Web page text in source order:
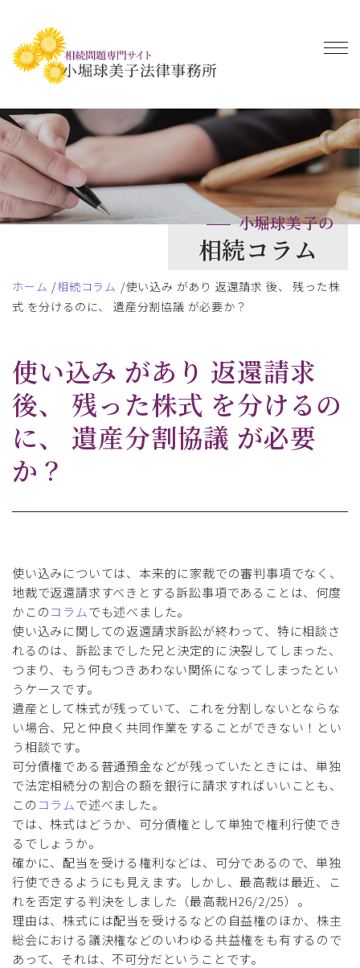
小堀球美子の
相続コラム
ホーム 相続コラム
使い込み があり 返還請求 後、 残った株
式 を分けるのに、 遺産分割協議 が必要か？
使い込み があり 返還請求
後、 残った株式 を分けるの
に、 遺産分割協議 が必要
か？
使い込みについては、本来的に家裁での審判事項でなく、
地裁で返還請求すべきとする訴訟事項であることは、何度
かこのコラムでも述べました。
使い込みに関しての返還請求訴訟が終わって、特に相談さ
れるのは、訴訟までした兄と決定的に決裂してしまった、
つまり、もう何もつきあわない関係になってしまったとい
うケースです。
遺産として株式が残っていて、これを分割しないとならな
い場合、兄と仲良く共同作業をすることができない！とい
う相談です。
可分債権である普通預金などが残っていたときには、単独
で法定相続分の割合の額を銀行に請求すればいいことも、
この コラムで述べました。
では、株式はどうか、可分債権として単独で権利行使でき
るでしょうか。
確かに、配当を受ける権利などは、可分であるので、単独
行使できるようにも見えます。しかし、最高裁は最近、こ
れを否定する判決をしました（最高裁H26/2/25）。
理由は、株式には配当を受けるなどの自益権のほか、株主
総会における議決権などのいわゆる共益権をも有するので
あって、それは、不可分だということです。